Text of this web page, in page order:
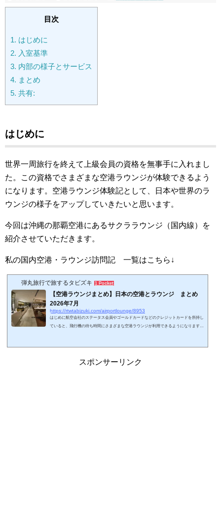
目次
1. はじめに
2. 入室基準
3. 内部の様子とサービス
4. まとめ
5. 共有:
はじめに
世界一周旅行を終えて上級会員の資格を無事手に入れまし
た。この資格でさまざまな空港ラウンジが体験できるよう
になります。空港ラウンジ体験記として、日本や世界のラ
ウンジの様子をアップしていきたいと思います。
今回は沖縄の那覇空港にあるサクララウンジ（国内線）を
紹介させていただきます。
私の国内空港・ラウンジ訪問記 一覧はこちら↓
弾丸旅行で旅するタビズキ 1 Pocket
【空港ラウンジまとめ】日本の空港とラウンジ まとめ
2026年7月
https://rtwtabizuki.com/airportlounge/8953
はじめに航空会社のステータス会員やゴールドカードなどのクレジットカードを所持し
ていると、飛行機の待ち時間にさまざまな空港ラウンジが利用できるようになります。
となります。略語 LM（light meal）:軽食 SH（shower）：シャワー設備海外ラウン
スポンサーリンク